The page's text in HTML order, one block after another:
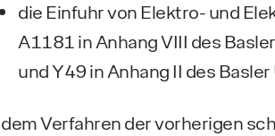
die Einfuhr von Elektro- und
A1181 in Anhang VIII des
und Y49 in Anhang II des
dem Verfahren der vorherigen